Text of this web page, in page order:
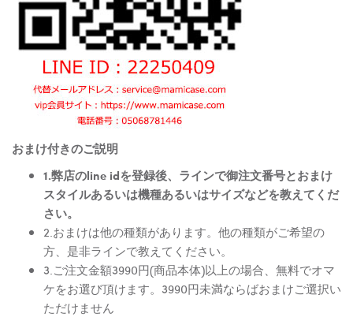
おまけ付きのご説明
1.弊店のline idを登録後、ラインで御注文番号とおまけ
スタイルあるいは機種あるいはサイズなどを教えてくだ
さい。
2.おまけは他の種類があります。他の種類がご希望の
方、是非ラインで教えてください。
3.ご注文金額3990円(商品本体)以上の場合、無料でオマ
ケをお選び頂けます。3990円未満ならばおまけご選択い
ただけません